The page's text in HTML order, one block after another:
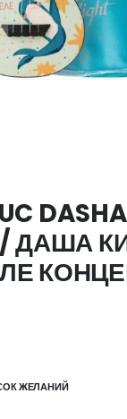
DASHA
/ ДАША
ЖЕЛАНИЙ